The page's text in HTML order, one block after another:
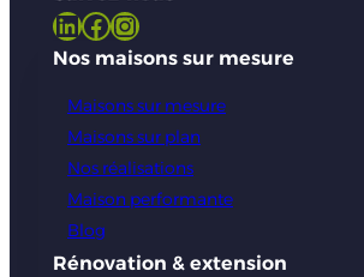
LinkedIn Facebook Instagram
Nos maisons sur mesure
Maisons sur mesure
Maisons sur plan
Nos réalisations
Maison performante
Blog
Rénovation & extension